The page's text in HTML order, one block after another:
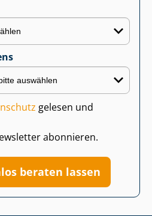
gelesen und
abonnieren.
beraten lassen